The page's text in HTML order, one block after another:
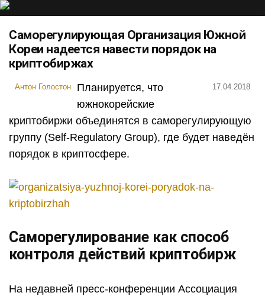
Саморегулирующая Организация Южной
Кореи надеется навести порядок на
криптобиржах
Антон Голостон 17.04.2018
Планируется, что
южнокорейские
криптобиржи объединятся в саморегулирующую
группу (Self-Regulatory Group), где будет наведён
порядок в криптосфере.
Саморегулирование как способ
контроля действий криптобирж
На недавней пресс-конференции Ассоциация